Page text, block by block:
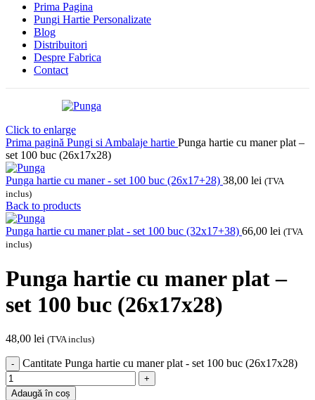
Prima Pagina
Pungi Hartie Personalizate
Blog
Distribuitori
Despre Fabrica
Contact
Click to enlarge
Prima pagină Pungi si Ambalaje hartie Punga hartie cu maner plat –
set 100 buc (26x17x28)
Punga hartie cu maner - set 100 buc (26x17+28) 38,00 lei (TVA
inclus)
Back to products
Punga hartie cu maner plat - set 100 buc (32x17+38) 66,00 lei (TVA
inclus)
Punga hartie cu maner plat –
set 100 buc (26x17x28)
48,00 lei (TVA inclus)
Cantitate Punga hartie cu maner plat - set 100 buc (26x17x28)
Adaugă în coș